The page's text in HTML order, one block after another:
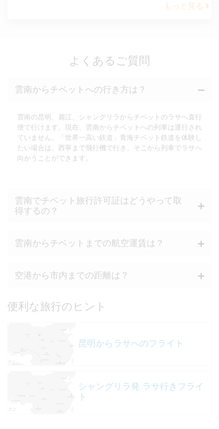
もっと見る
よくあるご質問
雲南からチベットへの行き方は？
雲南の昆明、麗江、シャングリラからチベットのラサへ直行
便で行けます。現在、雲南からチベットへの列車は運行され
ていません。「世界一高い鉄道」青海チベット鉄道を体験し
たい場合は、西寧まで飛行機で行き、そこから列車でラサへ
向かうことができます。
雲南でチベット旅行許可証はどうやって取
得するの？
雲南からチベットまでの航空運賃は？
空港から市内までの距離は？
便利な旅行のヒント
昆明からラサへのフライト
シャングリラ発 ラサ行きフライ
ト